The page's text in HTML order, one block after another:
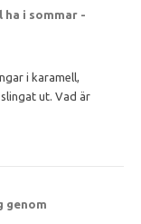
i sommar -
i karamell,
ut. Vad är
genom